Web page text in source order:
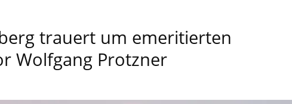
trauert um emeritierten
Wolfgang Protzner